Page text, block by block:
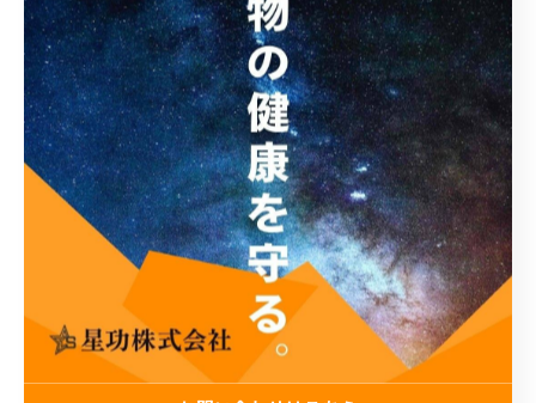
< 前のページ 一覧に戻る 次のページ >
カテゴリー Categories
全てのカテゴリー
止水
防水